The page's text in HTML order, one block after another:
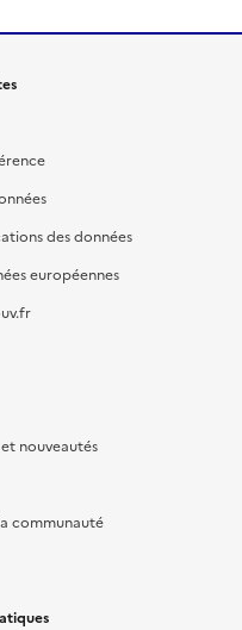
des données
européennes
nouveautés
communauté